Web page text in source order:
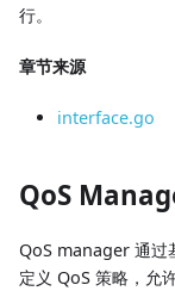
行。
章节来源
interface.go
QoS
QoS manager 通过
定义 QoS 策略，允